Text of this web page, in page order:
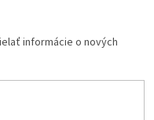
informácie o nových